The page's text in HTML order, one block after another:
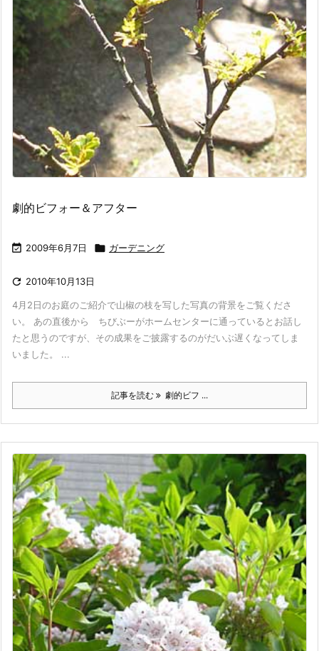
劇的ビフォー＆アフター
 2009年6月7日  ガーデニング
 2010年10月13日
4月2日のお庭のご紹介で山椒の枝を写した写真の背景をご覧くださ
い。 あの直後から ちびぶーがホームセンターに通っているとお話し
たと思うのですが、その成果をご披露するのがだいぶ遅くなってしま
いました。 ...
記事を読む 劇的ビフ ...